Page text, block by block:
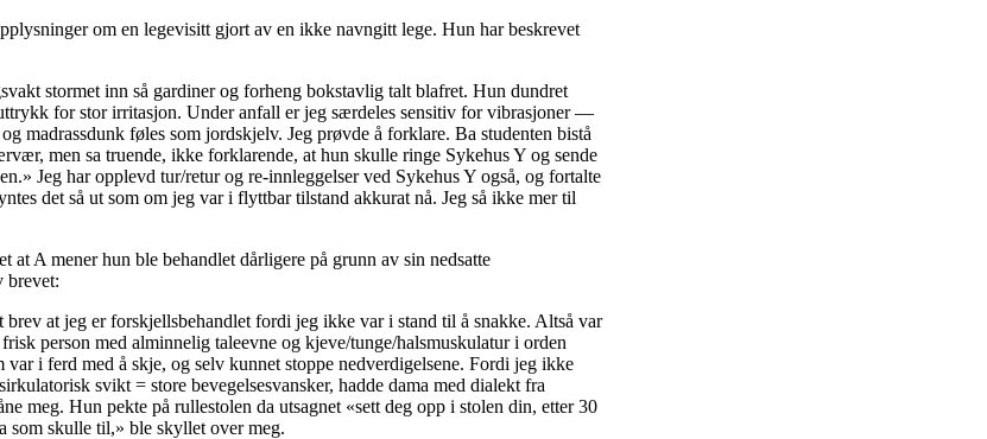
om en legevisitt gjort av en ikke navngitt lege. Hun har beskrevet
stormet inn så gardiner og forheng bokstavlig talt blafret. Hun dundret
for stor irritasjon. Under anfall er jeg særdeles sensitiv for vibrasjoner —
madrassdunk føles som jordskjelv. Jeg prøvde å forklare. Ba studenten bistå
men sa truende, ikke forklarende, at hun skulle ringe Sykehus Y og sende
Jeg har opplevd tur/retur og re-innleggelser ved Sykehus Y også, og fortalte
det så ut som om jeg var i flyttbar tilstand akkurat nå. Jeg så ikke mer til
at A mener hun ble behandlet dårligere på grunn av sin nedsatte
brevet:
at jeg er forskjellsbehandlet fordi jeg ikke var i stand til å snakke. Altså var
person med alminnelig taleevne og kjeve/tunge/halsmuskulatur i orden
var i ferd med å skje, og selv kunnet stoppe nedverdigelsene. Fordi jeg ikke
svikt = store bevegelsesvansker, hadde dama med dialekt fra
meg. Hun pekte på rullestolen da utsagnet «sett deg opp i stolen din, etter 30
som skulle til,» ble skyllet over meg.